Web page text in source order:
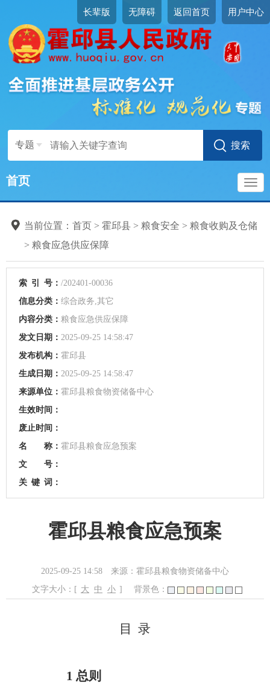
长辈版 无障碍 返回首页 用户中心
专题
首页
当前位置： 首页 > 霍邱县 > 粮食安全 > 粮食收购及仓储
> 粮食应急供应保障
索 引 号： /202401-00036
信息分类： 综合政务,其它
内容分类： 粮食应急供应保障
发文日期： 2025-09-25 14:58:47
发布机构： 霍邱县
生成日期： 2025-09-25 14:58:47
来源单位： 霍邱县粮食物资储备中心
生效时间：
废止时间：
名 称： 霍邱县粮食应急预案
文 号：
关 键 词：
霍邱县粮食应急预案
2025-09-25 14:58
来源：霍邱县粮食物资储备中心
文字大小：[ 大 中 小 ] 背景色：
目 录
1 总则